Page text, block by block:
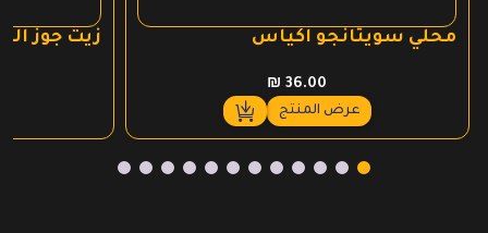
محلي سويتانجو اكياس
₪36.00
عرض المنتج
زيت جوز